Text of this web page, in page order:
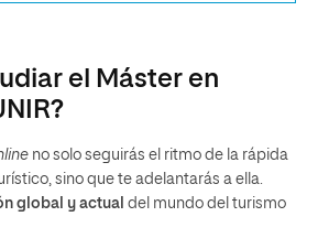
el Máster en
no solo seguirás el ritmo de la rápida
sino que te adelantarás a ella.
global y actual del mundo del turismo